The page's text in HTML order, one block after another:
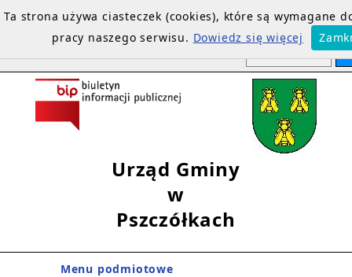
Urząd Gminy
w
Pszczółkach
Menu podmiotowe
Ta strona używa ciasteczek (cookies), które są wymagane
pracy naszego serwisu. Dowiedz się więcej